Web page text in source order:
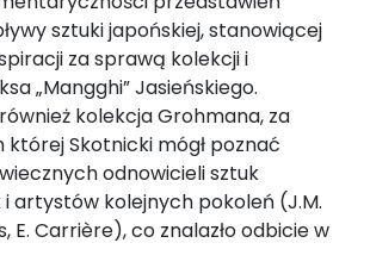
sztuki japońskiej, stanowiącej
za sprawą kolekcji i
„Mangghi” Jasieńskiego.
kolekcja Grohmana, za
Skotnicki mógł poznać
odnowicieli sztuk
artystów kolejnych pokoleń (J.M.
E. Carrière), co znalazło odbicie w